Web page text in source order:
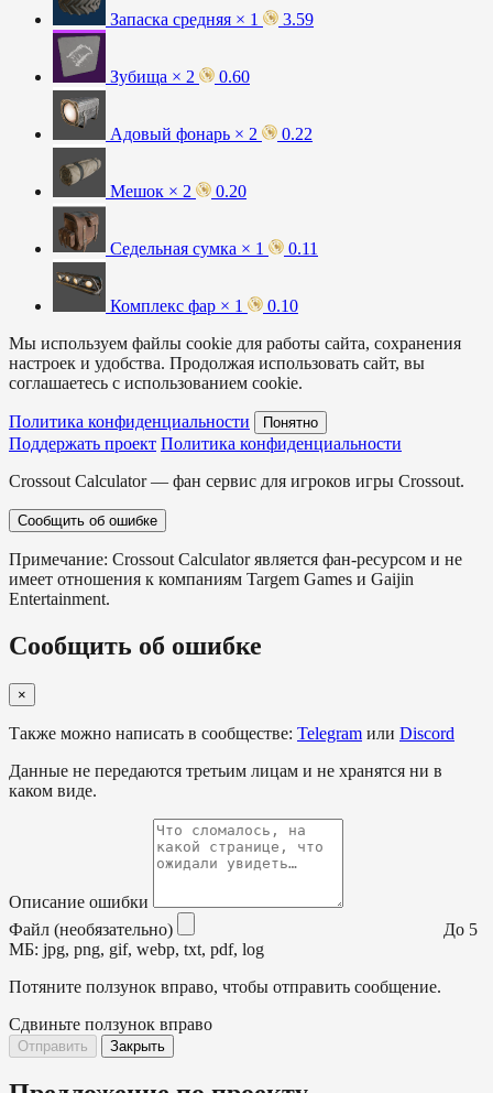
Запаска средняя × 1 3.59
Зубища × 2 0.60
Адовый фонарь × 2 0.22
Мешок × 2 0.20
Седельная сумка × 1 0.11
Комплекс фар × 1
0.10
Мы используем файлы cookie для работы сайта, сохранения
настроек и удобства. Продолжая использовать сайт, вы
соглашаетесь с использованием cookie.
Политика конфиденциальности Понятно
Поддержать проект Политика конфиденциальности
Crossout Calculator — фан сервис для игроков игры Crossout.
Сообщить об ошибке
Примечание: Crossout Calculator является фан-ресурсом и не
имеет отношения к компаниям Targem Games и Gaijin
Entertainment.
Сообщить об ошибке
×
Также можно написать в сообществе: Telegram или Discord
Данные не передаются третьим лицам и не хранятся ни в
каком виде.
Описание ошибки
Файл (необязательно)
До 5
МБ: jpg, png, gif, webp, txt, pdf, log
Потяните ползунок вправо, чтобы отправить сообщение.
Сдвиньте ползунок вправо
Отправить Закрыть